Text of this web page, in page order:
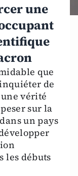
une
que
de
vérité
sur la
un pays
les débuts